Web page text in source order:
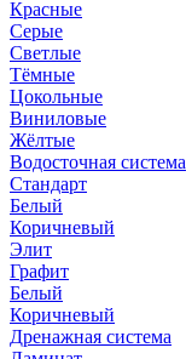
Красные
Серые
Светлые
Тёмные
Цокольные
Виниловые
Жёлтые
Водосточная система
Стандарт
Белый
Коричневый
Элит
Графит
Белый
Коричневый
Дренажная система